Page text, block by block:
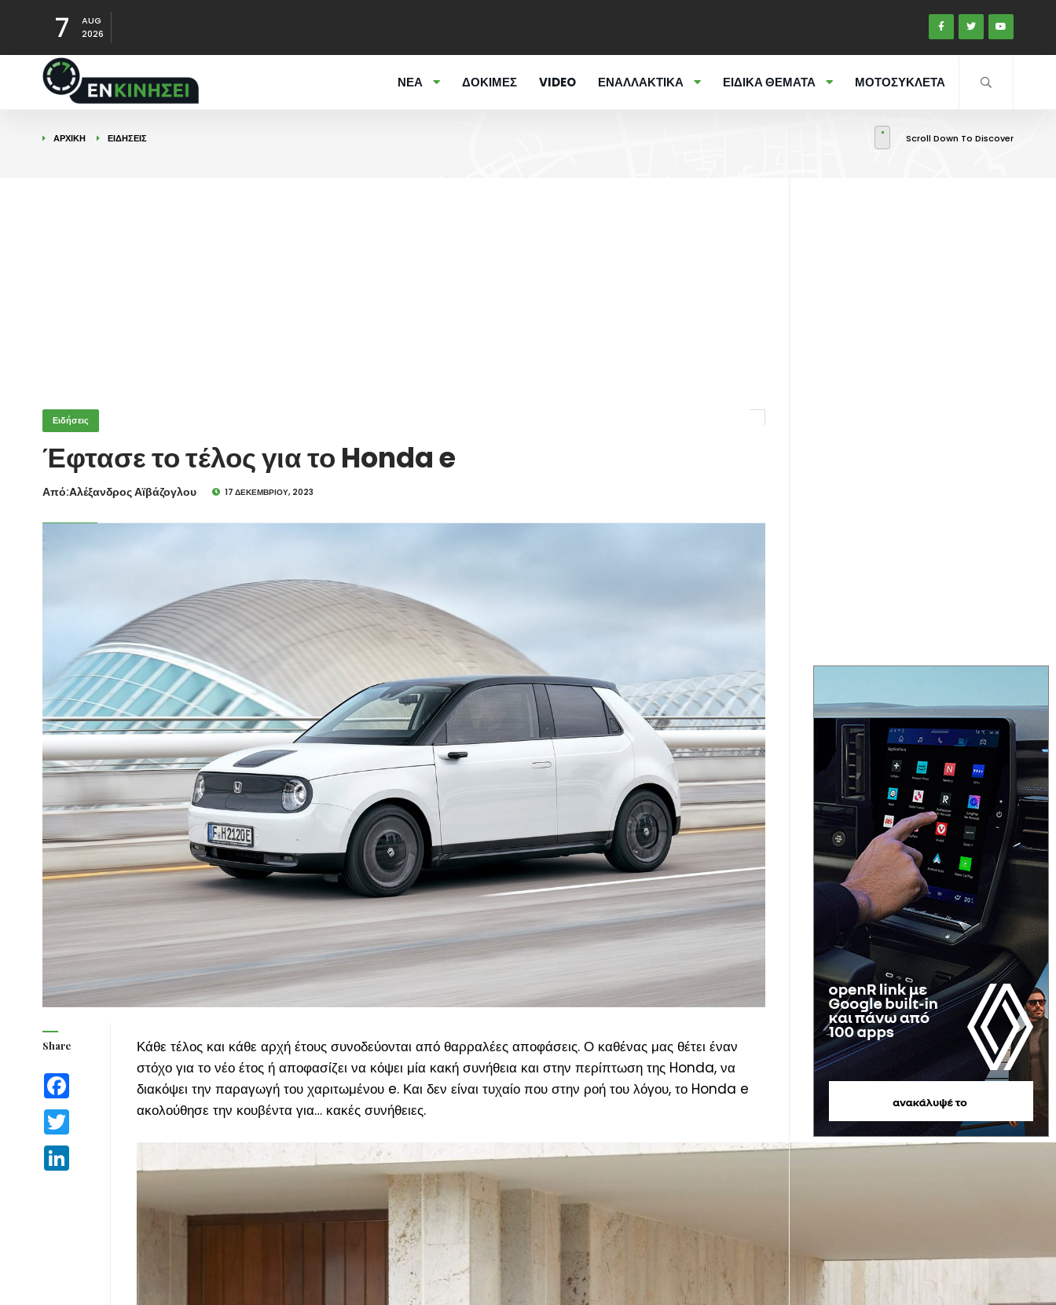
7
AUG
2026
ΝΕΑ ΔΟΚΙΜΕΣ VIDEO ΕΝΑΛΛΑΚΤΙΚΑ ΕΙΔΙΚΑ ΘΕΜΑΤΑ ΜΟΤΟΣΥΚΛΕΤΑ
ΑΡΧΙΚΉ ΕΙΔΉΣΕΙΣ Scroll Down To Discover
Ειδήσεις
Έφτασε το τέλος για το Honda e
Από:Aλέξανδρος Αϊβάζογλου 17 ΔΕΚΕΜΒΡΊΟΥ, 2023
Share
Facebook
Twitter
LinkedIn
Κάθε τέλος και κάθε αρχή έτους συνοδεύονται από θαρραλέες αποφάσεις. Ο καθένας μας θέτει έναν
στόχο για το νέο έτος ή αποφασίζει να κόψει μία κακή συνήθεια και στην περίπτωση της Honda, να
διακόψει την παραγωγή του χαριτωμένου e. Και δεν είναι τυχαίο που στην ροή του λόγου, το Honda e
ακολούθησε την κουβέντα για… κακές συνήθειες.